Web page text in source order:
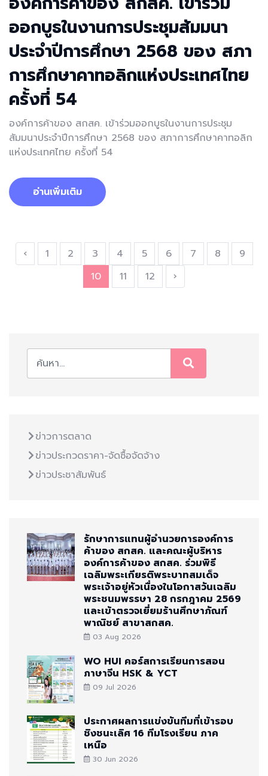
ออกบูธในงานการประชุมสัมมนา
ประจำปีการศึกษา 2568 ของ สภา
การศึกษาคาทอลิกแห่งประเทศไทย
ครั้งที่ 54
องค์การค้าของ สกสค. เข้าร่วมออกบูธในงานการประชุม
สัมมนาประจำปีการศึกษา 2568 ของ สภาการศึกษาคาทอลิก
แห่งประเทศไทย ครั้งที่ 54
อ่านเพิ่มเติม
‹ 1 2 3 4 5 6 7 8
9
10
11 12 ›
ข่าวการตลาด
ข่าวประกวดราคา-จัดซื้อจัดจ้าง
ข่าวประชาสัมพันธ์
รักษาการแทนผู้อำนวยการองค์การ
ค้าของ สกสค. และคณะผู้บริหาร
องค์การค้าของ สกสค. ร่วมพิธี
เฉลิมพระเกียรติพระบาทสมเด็จ
พระเจ้าอยู่หัวเนื่องในโอกาสวันเฉลิม
พระชนมพรรษา 28 กรกฎาคม 2569
และเข้าตรวจเยี่ยมร้านศึกษาภัณฑ์
พาณิชย์ สาขาสกสค.
03 Aug 2026
WO HUI คอร์สการเรียนการสอน
ภาษาจีน HSK & YCT
09 Jul 2026
ประกาศผลการแข่งขันทีมที่เข้ารอบ
ชิงชนะเลิศ 16 ทีมโรงเรียน ภาค
เหนือ
30 Jun 2026